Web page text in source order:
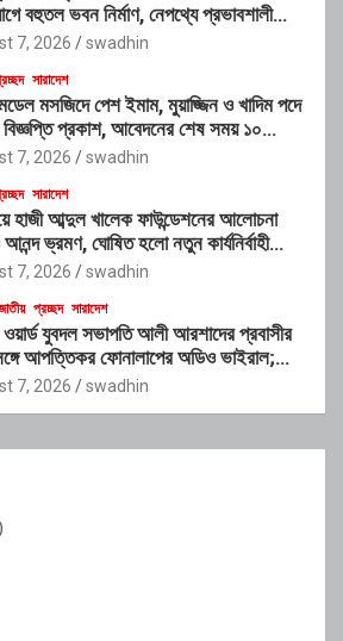
বহুতল ভবন নির্মাণ, নেপথ্যে প্রভাবশালী
যোগসাজশের প্রশ্ন
7, 2026 swadhin
সারাদেশ
মসজিদে পেশ ইমাম, মুয়াজ্জিন ও খাদিম পদে
বিজ্ঞপ্তি প্রকাশ, আবেদনের শেষ সময় ১০
7, 2026 swadhin
সারাদেশ
হাজী আব্দুল খালেক ফাউন্ডেশনের আলোচনা
ভ্রমণ, ঘোষিত হলো নতুন কার্যনির্বাহী
7, 2026 swadhin
প্রচ্ছদ সারাদেশ
যুবদল সভাপতি আলী আরশাদের প্রবাসীর
আপত্তিকর ফোনালাপের অডিও ভাইরাল;
দাবি এলাকাবাসীর
7, 2026 swadhin